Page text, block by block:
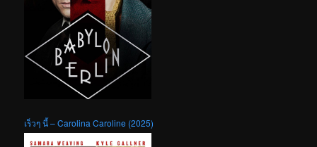
เร็วๆ นี้ – Carolina Caroline (2025)